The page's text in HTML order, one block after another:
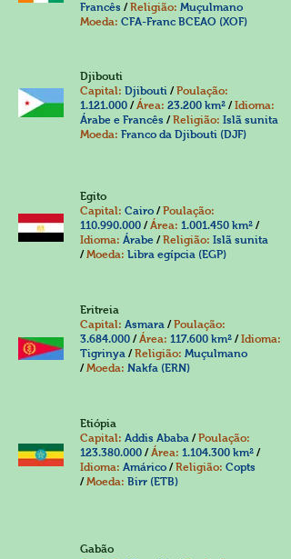
Francês /Religião: Muçulmano
Moeda: CFA-Franc BCEAO (XOF)
Djibouti
Capital: Djibouti / Poulação:
1.121.000 /Área: 23.200 km² /Idioma:
Árabe e Francês /Religião: Islã sunita
Moeda: Franco da Djibouti (DJF)
Egito
Capital: Cairo / Poulação:
110.990.000 /Área: 1.001.450 km² /
Idioma: Árabe /Religião: Islã sunita
/ Moeda: Libra egípcia (EGP)
Eritreia
Capital: Asmara / Poulação:
3.684.000 /Área: 117.600 km² /Idioma:
Tigrinya /Religião: Muçulmano
/ Moeda: Nakfa (ERN)
Etiópia
Capital: Addis Ababa / Poulação:
123.380.000 /Área: 1.104.300 km² /
Idioma: Amárico /Religião: Copts
/ Moeda: Birr (ETB)
Gabão